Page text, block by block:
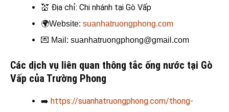
💒 Địa chỉ: Chi nhánh tại Gò Vấp
🌍Website: suanhatruongphong.com
💌 Mail: suanhatruongphong@gmail.com
Các dịch vụ liên quan thông tắc ống nước tại Gò
Vấp của Trường Phong
➡️ https://suanhatruongphong.com/thong-